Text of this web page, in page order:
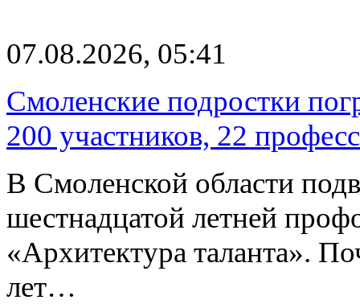
07.08.2026, 05:41
Смоленские подростки
200 участников, 22
В Смоленской области
шестнадцатой летней
«Архитектура таланта».
лет…